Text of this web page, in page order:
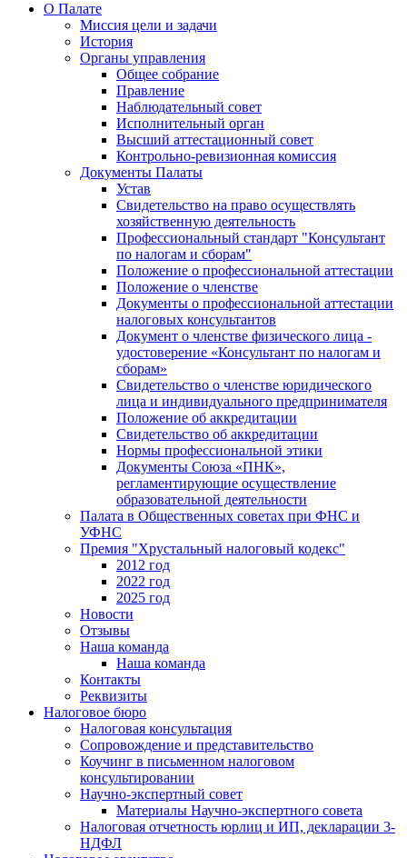
О Палате
Миссия цели и задачи
История
Органы управления
Общее собрание
Правление
Наблюдательный совет
Исполнительный орган
Высший аттестационный совет
Контрольно-ревизионная комиссия
Документы Палаты
Устав
Свидетельство на право осуществлять
хозяйственную деятельность
Профессиональный стандарт "Консультант
по налогам и сборам"
Положение о профессиональной аттестации
Положение о членстве
Документы о профессиональной аттестации
налоговых консультантов
Документ о членстве физического лица -
удостоверение «Консультант по налогам и
сборам»
Свидетельство о членстве юридического
лица и индивидуального предпринимателя
Положение об аккредитации
Свидетельство об аккредитации
Нормы профессиональной этики
Документы Союза «ПНК»,
регламентирующие осуществление
образовательной деятельности
Палата в Общественных советах при ФНС и
УФНС
Премия "Хрустальный налоговый кодекс"
2012 год
2022 год
2025 год
Новости
Отзывы
Наша команда
Наша команда
Контакты
Реквизиты
Налоговое бюро
Налоговая консультация
Cопровождение и представительство
Коучинг в письменном налоговом
консультировании
Научно-экспертный совет
Материалы Научно-экспертного совета
Налоговая отчетность юрлиц и ИП, декларации 3-
НДФЛ